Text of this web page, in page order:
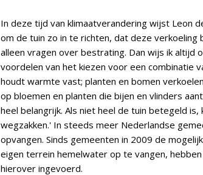
In deze tijd van klimaatverandering wijst Leon
om de tuin zo in te richten, dat deze verkoeling
alleen vragen over bestrating. Dan wijs ik altijd
voordelen van het kiezen voor een combinatie
houdt warmte vast; planten en bomen
op bloemen en planten die bijen en vlinders
heel belangrijk. Als niet heel de tuin betegeld
wegzakken.' In steeds meer Nederlandse
opvangen. Sinds gemeenten in 2009 de
eigen terrein hemelwater op te vangen,
hierover ingevoerd.